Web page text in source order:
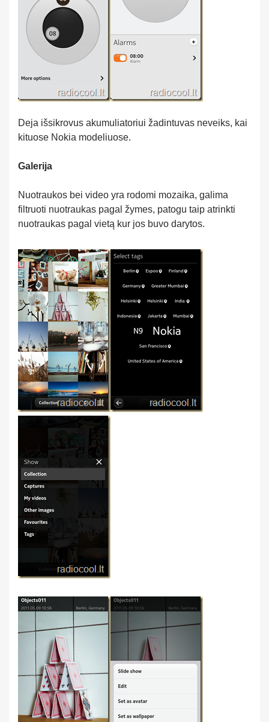
Deja išsikrovus akumuliatoriui žadintuvas neveiks, kai
kituose Nokia modeliuose.
Galerija
Nuotraukos bei video yra rodomi mozaika, galima
filtruoti nuotraukas pagal žymes, patogu taip atrinkti
nuotraukas pagal vietą kur jos buvo darytos.